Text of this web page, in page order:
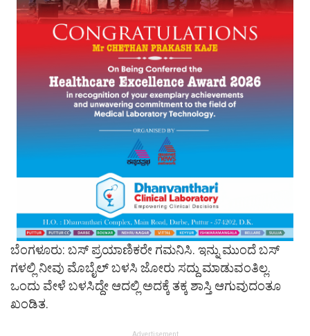
ಬೆಂಗಳೂರು: ಬಸ್​ ಪ್ರಯಾಣಿಕರೇ ಗಮನಿಸಿ. ಇನ್ನು ಮುಂದೆ ಬಸ್​
ಗಳಲ್ಲಿ ನೀವು ಮೊಬೈಲ್​ ಬಳಸಿ ಜೋರು ಸದ್ದು ಮಾಡುವಂತಿಲ್ಲ.
ಒಂದು ವೇಳೆ ಬಳಸಿದ್ದೇ ಆದಲ್ಲಿ ಅದಕ್ಕೆ ತಕ್ಕ ಶಾಸ್ತಿ ಆಗುವುದಂತೂ
ಖಂಡಿತ.
Advertisement